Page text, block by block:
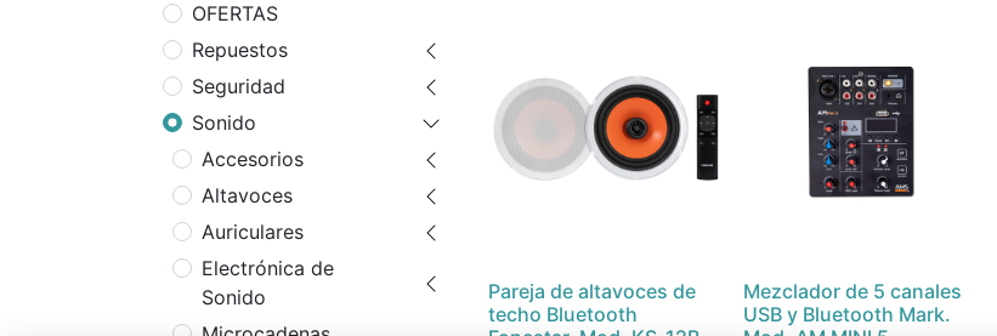
OFERTAS
Repuestos
Seguridad
Sonido
Accesorios
Altavoces
Auriculares
Electrónica de
Sonido
Pareja de altavoces de
techo Bluetooth
Mezclador de 5 canales
USB y Bluetooth Mark.